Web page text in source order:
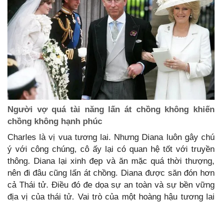
Người vợ quá tài năng lấn át chồng không khiến
chồng không hạnh phúc
Charles là vị vua tương lai. Nhưng Diana luôn gây chú
ý với công chúng, cô ấy lại có quan hệ tốt với truyền
thông. Diana lại xinh đẹp và ăn mặc quá thời thượng,
nên đi đâu cũng lấn át chồng. Diana được săn đón hơn
cả Thái tử. Điều đó đe dọa sự an toàn và sự bền vững
địa vị của thái tử. Vai trò của một hoàng hậu tương lai